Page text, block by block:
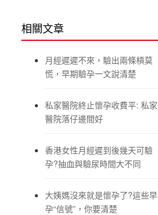
相關文章
月經遲遲不來，驗出兩條槓莫
慌，早期驗孕一文說清楚
私家醫院終止懷孕收費平: 私家
醫院落仔邊間好
香港女性月經遲到後幾天可驗
孕?抽血與驗尿時間大不同
大姨媽沒來就是懷孕了?這些早
孕“信號”，你要清楚